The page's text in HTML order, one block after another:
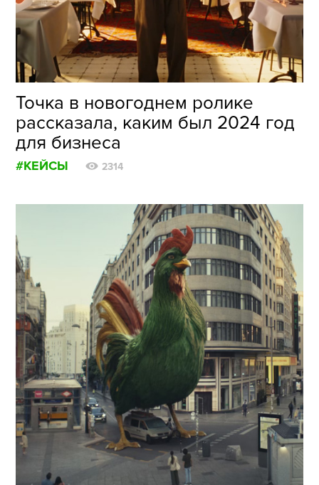
Точка в новогоднем ролике
рассказала, каким был 2024 год
для бизнеса
#КЕЙСЫ 2314
ФОТОГРАФИЯ
ТИПОГРАФИКА
ИСТОРИИ БРЕНДОВ
О ПРОЕКТЕ